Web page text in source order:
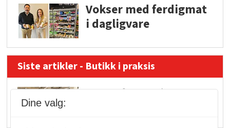
Vokser med ferdigmat
i dagligvare
Siste artikler - Butikk i praksis
Rema-flaggskip
Dine valg: